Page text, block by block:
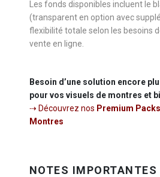
Les fonds disponibles incluent le
(transparent en option avec
flexibilité totale selon les besoins
vente en ligne.
Besoin d’une solution encore
pour vos visuels de montres et
⇢ Découvrez nos Premium
Montres
NOTES IMPORTANTES